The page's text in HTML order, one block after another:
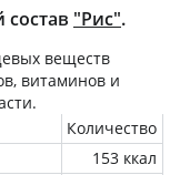
"Рис".
веществ
витаминов и
Количество
153 ккал